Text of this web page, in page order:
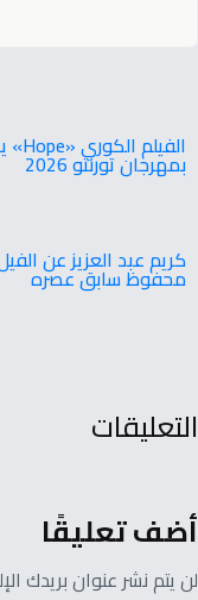
‬بمهرجان‭ ‬تورنتو ‭ ‬2026
كريم عبد العزيز عن
محفوظ سابق عصره
التعليقات
أضف تعليقًا
لن يتم نشر عنوان بريدك